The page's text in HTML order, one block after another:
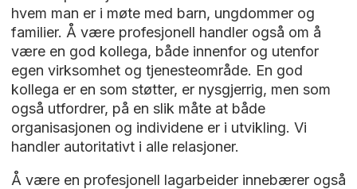
Hvordan kan vi møte barn som utøver vold
på en god måte, som ikke skaper flere
problemer – men som faktisk hjelper?
Psykologspesialistene Zemir Popovac og
Heine Steinkopf snakker om betydningen av
å se barnet bak atferden, være autoritativ og
tørre å være en trygg voksen som setter
grenser. Verdier og menneskesyn
tematiseres. Denne kan passe til arbeidet
med den autoritative voksne, refleksjon rundt
rammeverket og betydningen av veiledning
og øving for å utvikle et autoritativt klima.
Utgangspunktet i filmen er arbeid i skolen,
men har overføringsverdi til andre
virksomheter i oppvekst.
Lengde: 9 min
Utgiver: Universitetet i Innlandet
hvem man er i møte med barn, ungdommer og
familier. Å være profesjonell handler også om å
være en god kollega, både innenfor og utenfor
egen virksomhet og tjenesteområde. En god
kollega er en som støtter, er nysgjerrig, men som
også utfordrer, på en slik måte at både
organisasjonen og individene er i utvikling. Vi
handler autoritativt i alle relasjoner.
Å være en profesjonell lagarbeider innebærer også